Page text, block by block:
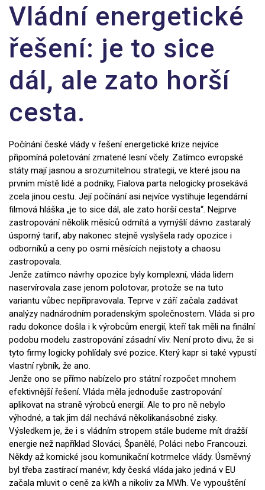
Vládní energetické
řešení: je to sice
dál, ale zato horší
cesta.
Počínání české vlády v řešení energetické krize nejvíce
připomíná poletování zmatené lesní včely. Zatímco evropské
státy mají jasnou a srozumitelnou strategii, ve které jsou na
prvním místě lidé a podniky, Fialova parta nelogicky prosekává
zcela jinou cestu. Její počínání asi nejvíce vystihuje legendární
filmová hláška „je to sice dál, ale zato horší cesta“. Nejprve
zastropování několik měsíců odmítá a vymýšlí dávno zastaralý
úsporný tarif, aby nakonec stejně vyslyšela rady opozice i
odborníků a ceny po osmi měsících nejistoty a chaosu
zastropovala.
Jenže zatímco návrhy opozice byly komplexní, vláda lidem
naservírovala zase jenom polotovar, protože se na tuto
variantu vůbec nepřipravovala. Teprve v září začala zadávat
analýzy nadnárodním poradenským společnostem. Vláda si pro
radu dokonce došla i k výrobcům energií, kteří tak měli na finální
podobu modelu zastropování zásadní vliv. Není proto divu, že si
tyto firmy logicky pohlídaly své pozice. Který kapr si také vypustí
vlastní rybník, že ano.
Jenže ono se přímo nabízelo pro státní rozpočet mnohem
efektivnější řešení. Vláda měla jednoduše zastropování
aplikovat na straně výrobců energií. Ale to pro ně nebylo
výhodné, a tak jim dál nechává několikanásobné zisky.
Výsledkem je, že i s vládním stropem stále budeme mít dražší
energie než například Slováci, Španělé, Poláci nebo Francouzi.
Někdy až komické jsou komunikační kotrmelce vlády. Úsměvný
byl třeba zastírací manévr, kdy česká vláda jako jediná v EU
začala mluvit o ceně za kWh a nikoliv za MWh. Ve vypouštění